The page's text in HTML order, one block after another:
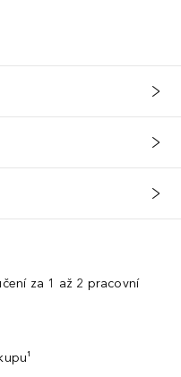
za 1 až 2 pracovní